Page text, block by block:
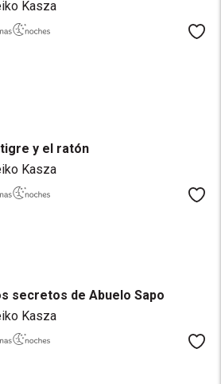
Kasza
tigre y el ratón
Kasza
secretos de Abuelo Sapo
Kasza